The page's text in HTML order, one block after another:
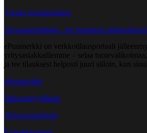
Yleiset toimitusehdot
Tavarantoimittaja - tee kuorman
ePuumerkki on verkkotilausportaali
yritysasiakkaillemme – selaa
ja tee tilauksesi helposti juuri silloin, kun
ePuumerkki
Jälleenmyyjähaku
Tietosuojaseloste